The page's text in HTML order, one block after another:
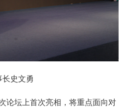
史文勇
论坛上首次亮相，将重点面向对